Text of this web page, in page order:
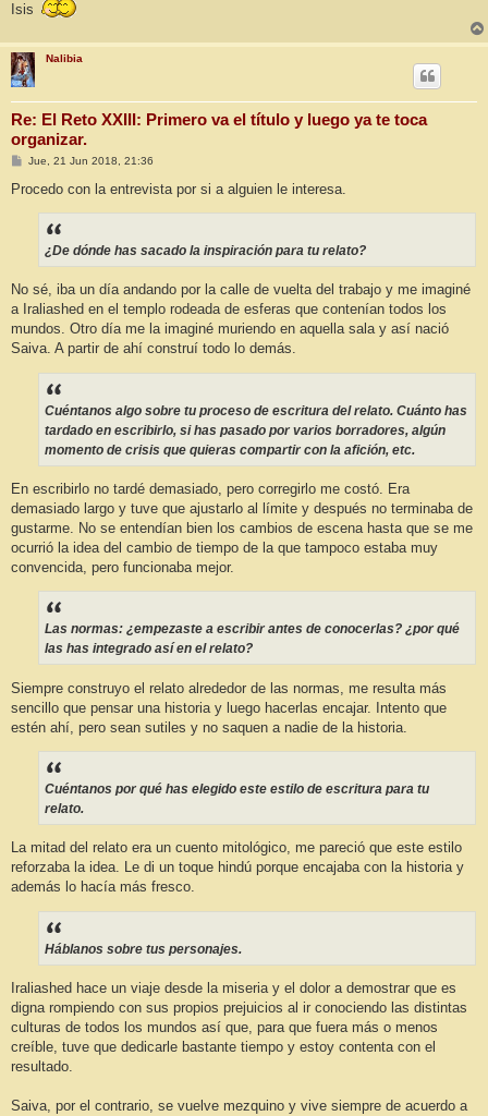
Isis
Nalibia
Re: El Reto XXIII: Primero va el título y luego ya te toca
organizar.
M
n
Jue, 21 Jun 2018, 21:36
Procedo con la entrevista por si a alguien le interesa.
¿De dónde has sacado la inspiración para tu relato?
No sé, iba un día andando por la calle de vuelta del trabajo y me imaginé
a Iraliashed en el templo rodeada de esferas que contenían todos los
mundos. Otro día me la imaginé muriendo en aquella sala y así nació
Saiva. A partir de ahí construí todo lo demás.
Cuéntanos algo sobre tu proceso de escritura del relato. Cuánto has
tardado en escribirlo, si has pasado por varios borradores, algún
momento de crisis que quieras compartir con la afición, etc.
En escribirlo no tardé demasiado, pero corregirlo me costó. Era
demasiado largo y tuve que ajustarlo al límite y después no terminaba de
gustarme. No se entendían bien los cambios de escena hasta que se me
ocurrió la idea del cambio de tiempo de la que tampoco estaba muy
convencida, pero funcionaba mejor.
Las normas: ¿empezaste a escribir antes de conocerlas? ¿por qué
las has integrado así en el relato?
Siempre construyo el relato alrededor de las normas, me resulta más
sencillo que pensar una historia y luego hacerlas encajar. Intento que
estén ahí, pero sean sutiles y no saquen a nadie de la historia.
Cuéntanos por qué has elegido este estilo de escritura para tu
relato.
La mitad del relato era un cuento mitológico, me pareció que este estilo
reforzaba la idea. Le di un toque hindú porque encajaba con la historia y
además lo hacía más fresco.
Háblanos sobre tus personajes.
Iraliashed hace un viaje desde la miseria y el dolor a demostrar que es
digna rompiendo con sus propios prejuicios al ir conociendo las distintas
culturas de todos los mundos así que, para que fuera más o menos
creíble, tuve que dedicarle bastante tiempo y estoy contenta con el
resultado.
Saiva, por el contrario, se vuelve mezquino y vive siempre de acuerdo a